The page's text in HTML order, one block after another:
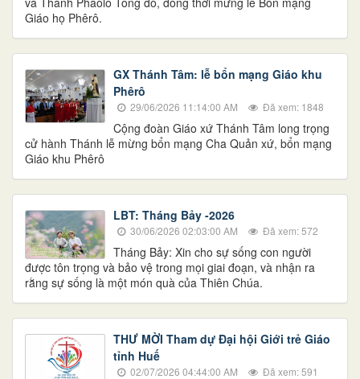
Giáo họ Phêrô.
GX Thánh Tâm: lễ bổn mạng Giáo khu
Phêrô
29/06/2026 11:14:00 AM Đã xem: 1848
Cộng đoàn Giáo xứ Thánh Tâm long trọng
cử hành Thánh lễ mừng bổn mạng Cha Quản xứ, bổn mạng
Giáo khu Phêrô
LBT: Tháng Bảy -2026
30/06/2026 02:03:00 AM Đã xem: 572
Tháng Bảy: Xin cho sự sống con người
được tôn trọng và bảo vệ trong mọi giai đoạn, và nhận ra
rằng sự sống là một món quà của Thiên Chúa.
THƯ MỜI Tham dự Đại hội Giới trẻ Giáo
tỉnh Huế
02/07/2026 04:44:00 AM Đã xem: 591